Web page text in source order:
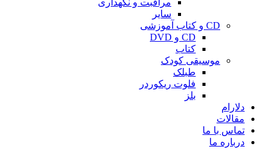
سایر
CD و کتاب آموزشی
CD و DVD
کتاب
موسیقی کودک
طبلک
فلوت ریکوردر
بلز
دلارام
مقالات
تماس با ما
درباره ما